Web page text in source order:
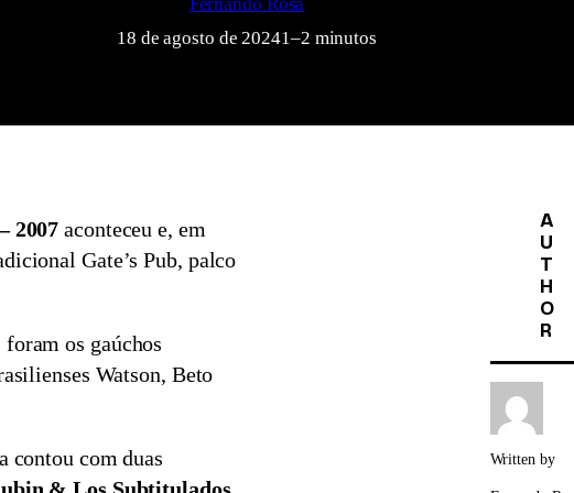
18 de agosto de 20241–2 minutos
2007 aconteceu e, em
Gate’s Pub, palco
os gaúchos
Watson, Beto
contou com duas
A
U
T
H
O
R
Written by